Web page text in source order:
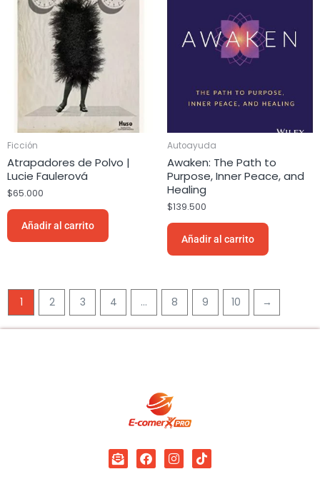
Ficción
Atrapadores de Polvo |
Lucie Faulerová
$65.000
Añadir al carrito
Autoayuda
Awaken: The Path to
Purpose, Inner Peace, and
Healing
$139.500
Añadir al carrito
1 2 3 4 … 8 9 10 →